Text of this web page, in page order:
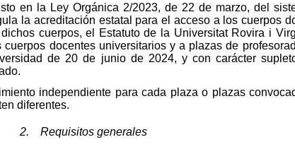
en la Ley Orgánica 2/2023, de 22 de marzo, del
la acreditación estatal para el acceso a los cuerpos
cuerpos, el Estatuto de la Universitat Rovira i
docentes universitarios y a plazas de
de 20 de junio de 2024, y con carácter
independiente para cada plaza o plazas
diferentes.
2. Requisitos generales